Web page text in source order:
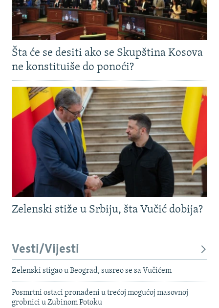
Šta će se desiti ako se Skupština Kosova
ne konstituiše do ponoći?
Zelenski stiže u Srbiju, šta Vučić dobija?
Vesti/Vijesti
Zelenski stigao u Beograd, susreo se sa Vučićem
Posmrtni ostaci pronađeni u trećoj mogućoj masovnoj
grobnici u Zubinom Potoku